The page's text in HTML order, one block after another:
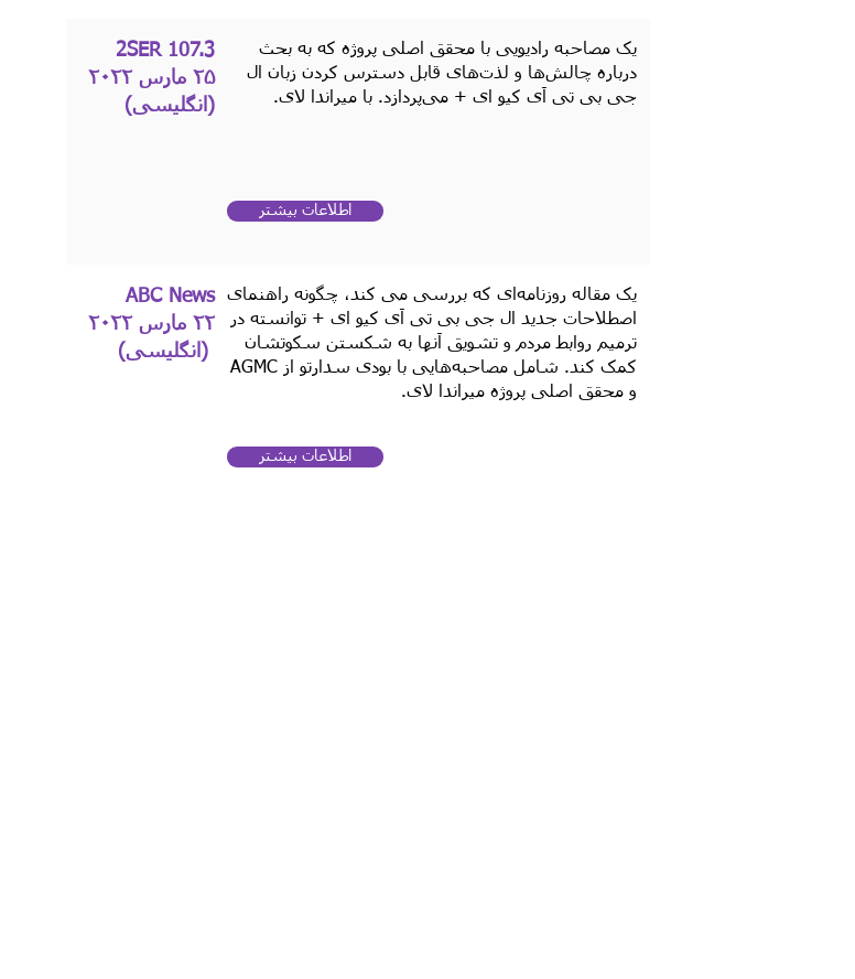
2SER 107.3
۲۵ مارس ۲۰۲۲
(انگلیسی)
یک مصاحبه رادیویی با محقق اصلی پروژه که به بحث
درباره چالش‌ها و لذت‌های قابل دسترس کردن زبان ال
جی بی تی آی کیو ای + می‌پردازد. با میراندا لای.
اطلاعات بیشتر
ABC News
۲۲ مارس ۲۰۲۲
(انگلیسی)
یک مقاله روزنامه‌ای که بررسی می کند، چگونه راهنمای
اصطلاحات جدید ال جی بی تی آی کیو ای + توانسته در
ترمیم روابط مردم و تشویق آنها به شکستن سکوتشان
کمک کند. شامل مصاحبه‌هایی با بودی سدارتو از AGMC
و محقق اصلی پروژه میراندا لای.
اطلاعات بیشتر